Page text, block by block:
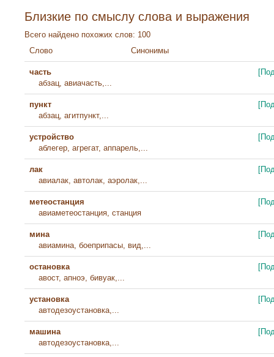
Близкие по смыслу слова и выражения
Всего найдено похожих слов: 100
Слово
Синонимы
часть
абзац, авиачасть,...
пункт
абзац, агитпункт,...
устройство
аблегер, агрегат, аппарель,...
лак
авиалак, автолак, аэролак,...
метеостанция
авиаметеостанция, станция
мина
авиамина, боеприпасы, вид,...
остановка
авост, апноэ, бивуак,...
установка
автодезоустановка,...
машина
автодезоустановка,...